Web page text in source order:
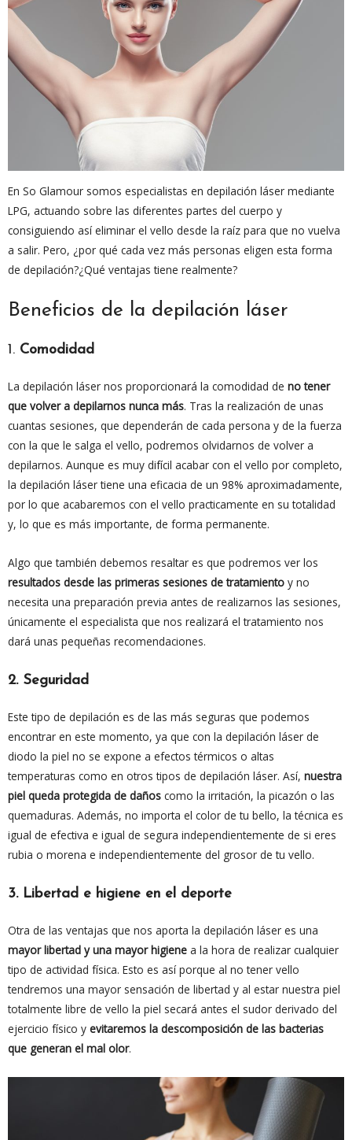
En So Glamour somos especialistas en depilación láser mediante
LPG, actuando sobre las diferentes partes del cuerpo y
consiguiendo así eliminar el vello desde la raíz para que no vuelva
a salir. Pero, ¿por qué cada vez más personas eligen esta forma
de depilación?¿Qué ventajas tiene realmente?
Beneficios de la depilación láser
1. Comodidad
La depilación láser nos proporcionará la comodidad de no tener
que volver a depilarnos nunca más. Tras la realización de unas
cuantas sesiones, que dependerán de cada persona y de la fuerza
con la que le salga el vello, podremos olvidarnos de volver a
depilarnos. Aunque es muy difícil acabar con el vello por completo,
la depilación láser tiene una eficacia de un 98% aproximadamente,
por lo que acabaremos con el vello practicamente en su totalidad
y, lo que es más importante, de forma permanente.
Algo que también debemos resaltar es que podremos ver los
resultados desde las primeras sesiones de tratamiento y no
necesita una preparación previa antes de realizarnos las sesiones,
únicamente el especialista que nos realizará el tratamiento nos
dará unas pequeñas recomendaciones.
2. Seguridad
Este tipo de depilación es de las más seguras que podemos
encontrar en este momento, ya que con la depilación láser de
diodo la piel no se expone a efectos térmicos o altas
temperaturas como en otros tipos de depilación láser. Así, nuestra
piel queda protegida de daños como la irritación, la picazón o las
quemaduras. Además, no importa el color de tu bello, la técnica es
igual de efectiva e igual de segura independientemente de si eres
rubia o morena e independientemente del grosor de tu vello.
3. Libertad e higiene en el deporte
Otra de las ventajas que nos aporta la depilación láser es una
mayor libertad y una mayor higiene a la hora de realizar cualquier
tipo de actividad física. Esto es así porque al no tener vello
tendremos una mayor sensación de libertad y al estar nuestra piel
totalmente libre de vello la piel secará antes el sudor derivado del
ejercicio físico y evitaremos la descomposición de las bacterias
que generan el mal olor.